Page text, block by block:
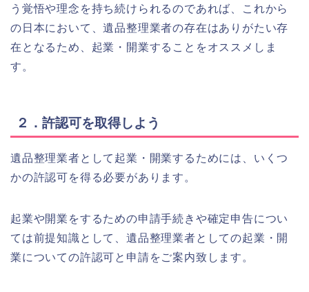
う覚悟や理念を持ち続けられるのであれば、これから
の日本において、遺品整理業者の存在はありがたい存
在となるため、起業・開業することをオススメしま
す。
２．許認可を取得しよう
遺品整理業者として起業・開業するためには、いくつ
かの許認可を得る必要があります。
起業や開業をするための申請手続きや確定申告につい
ては前提知識として、遺品整理業者としての起業・開
業についての許認可と申請をご案内致します。